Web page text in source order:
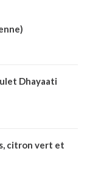
Dhayaati
citron vert et